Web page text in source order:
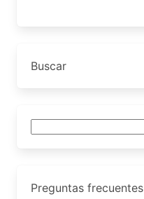
Buscar
Preguntas frecuentes